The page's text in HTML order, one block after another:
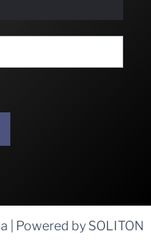
| Powered by SOLITON